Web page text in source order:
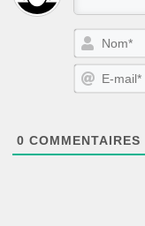
0 COMMENTAIRES